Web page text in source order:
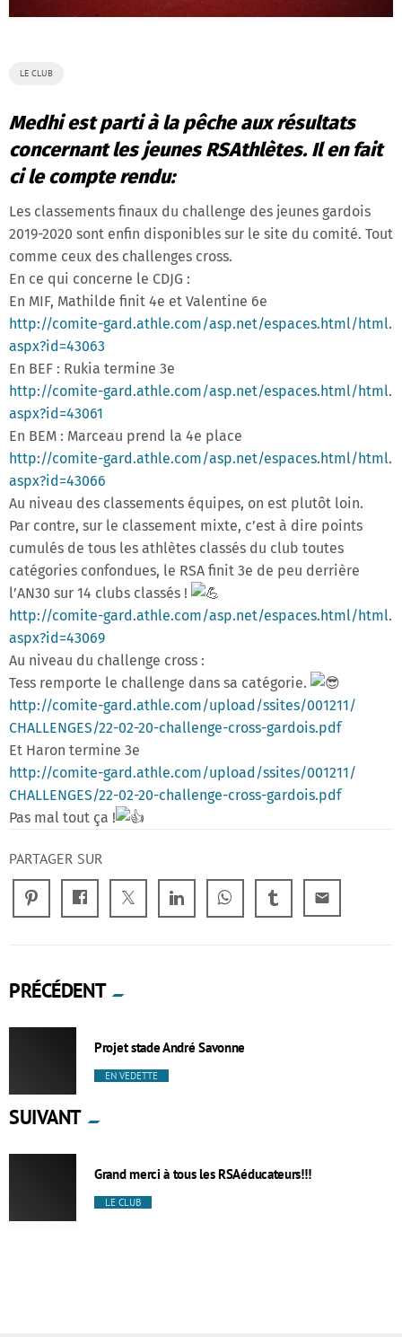
LE CLUB
Medhi est parti à la pêche aux résultats
concernant les jeunes RSAthlètes. Il en fait
ci le compte rendu:
Les classements finaux du challenge des jeunes gardois
2019-2020 sont enfin disponibles sur le site du comité. Tout
comme ceux des challenges cross.
En ce qui concerne le CDJG :
En MIF, Mathilde finit 4e et Valentine 6e
http://comite-gard.athle.com/asp.net/espaces.html/html.
aspx?id=43063
En BEF : Rukia termine 3e
http://comite-gard.athle.com/asp.net/espaces.html/html.
aspx?id=43061
En BEM : Marceau prend la 4e place
http://comite-gard.athle.com/asp.net/espaces.html/html.
aspx?id=43066
Au niveau des classements équipes, on est plutôt loin.
Par contre, sur le classement mixte, c’est à dire points
cumulés de tous les athlètes classés du club toutes
catégories confondues, le RSA finit 3e de peu derrière
l’AN30 sur 14 clubs classés !
http://comite-gard.athle.com/asp.net/espaces.html/html.
aspx?id=43069
Au niveau du challenge cross :
Tess remporte le challenge dans sa catégorie.
http://comite-gard.athle.com/upload/ssites/001211/
CHALLENGES/22-02-20-challenge-cross-gardois.pdf
Et Haron termine 3e
http://comite-gard.athle.com/upload/ssites/001211/
CHALLENGES/22-02-20-challenge-cross-gardois.pdf
Pas mal tout ça !
PARTAGER SUR
email
PRÉCÉDENT
Projet stade André Savonne
EN VEDETTE
SUIVANT
Grand merci à tous les RSAéducateurs!!!
LE CLUB